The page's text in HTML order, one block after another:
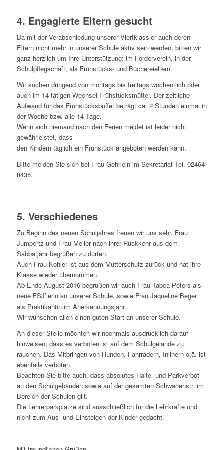
4. Engagierte Eltern gesucht
Da mit der Verabschiedung unserer Viertklässler auch deren
Eltern nicht mehr in unserer Schule aktiv sein werden, bitten wir
ganz herzlich um Ihre Unterstützung: im Förderverein, in der
Schulpflegschaft, als Frühstücks- und Büchereieltern.
Wir suchen dringend von montags bis freitags wöchentlich oder
auch im 14-tätigen Wechsel Frühstücksmütter. Der zeitliche
Aufwand für das Frühstücksbüffet beträgt ca. 2 Stunden einmal in
der Woche bzw. alle 14 Tage.
Wenn sich niemand nach den Ferien meldet ist leider nicht
gewährleistet, dass
den Kindern täglich ein Frühstück angeboten werden kann.
Bitte melden Sie sich bei Frau Gehrlein im Sekretariat Tel. 02464-
8435.
5. Verschiedenes
Zu Beginn des neuen Schuljahres freuen wir uns sehr, Frau
Jumpertz und Frau Meller nach ihrer Rückkehr aus dem
Sabbatjahr begrüßen zu dürfen.
Auch Frau Kohler ist aus dem Mutterschutz zurück und hat ihre
Klasse wieder übernommen.
Ab Ende August 2016 begrüßen wir auch Frau Tabea Peters als
neue FSJ’lerin an unserer Schule, sowie Frau Jaqueline Beger
als Praktikantin im Anerkennungsjahr.
Wir wünschen allen einen guten Start an unserer Schule.
An dieser Stelle möchten wir nochmals ausdrücklich darauf
hinweisen, dass es verboten ist auf dem Schulgelände zu
rauchen. Das Mitbringen von Hunden, Fahrrädern, Inlinern o.ä. ist
ebenfalls verboten.
Beachten Sie bitte auch, dass absolutes Halte- und Parkverbot
an den Schulgebäuden sowie auf der gesamten Schwanenstr. im
Bereich der Schulen gilt.
Die Lehrerparkplätze sind ausschließlich für die Lehrkräfte und
nicht zum Aus- und Einsteigen der Kinder gedacht.